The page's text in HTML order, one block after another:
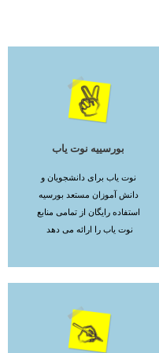
بورسییه نوت یاب
نوت یاب برای دانشجویان و
دانش آموزان مستعد بورسیه
استفاده رایگان از تمامی منابع
نوت یاب را ارائه می دهد
ادامه مطلب